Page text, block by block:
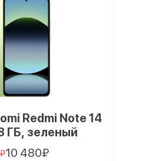
Redmi Note 14
ГБ, зеленый
10 480₽